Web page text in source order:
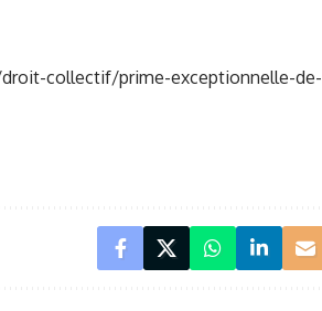
collectif/prime-exceptionnelle-de-